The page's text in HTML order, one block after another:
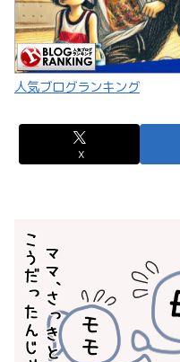
人気ブログランキング
X